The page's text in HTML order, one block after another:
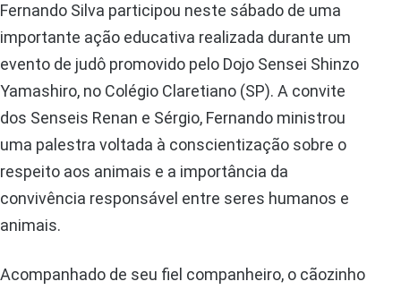
Fernando Silva participou neste sábado de uma
importante ação educativa realizada durante um
evento de judô promovido pelo Dojo Sensei Shinzo
Yamashiro, no Colégio Claretiano (SP). A convite
dos Senseis Renan e Sérgio, Fernando ministrou
uma palestra voltada à conscientização sobre o
respeito aos animais e a importância da
convivência responsável entre seres humanos e
animais.
Acompanhado de seu fiel companheiro, o cãozinho